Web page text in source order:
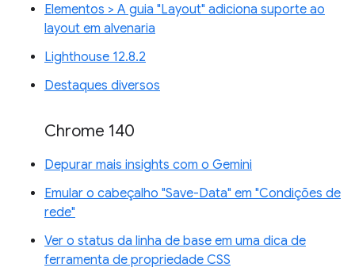
Elementos > A guia "Layout" adiciona suporte ao
layout em alvenaria
Lighthouse 12.8.2
Destaques diversos
Chrome 140
Depurar mais insights com o Gemini
Emular o cabeçalho "Save-Data" em "Condições de
rede"
Ver o status da linha de base em uma dica de
ferramenta de propriedade CSS